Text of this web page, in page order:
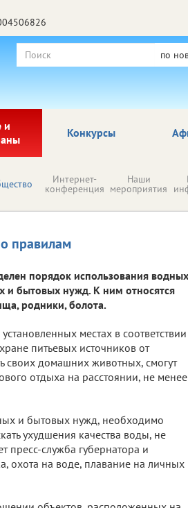
по
и
Конкурсы
Интернет-
конференция
Наши
мероприятия
правилам
порядок использования водных
и бытовых нужд. К ним относятся
родники, болота.
местах в
питьевых источников от
своих домашних животных, смогут
отдыха на расстоянии, не менее
и бытовых нужд, необходимо
ухудшения качества воды, не
пресс-служба губернатора и
охота на воде, плавание на личных